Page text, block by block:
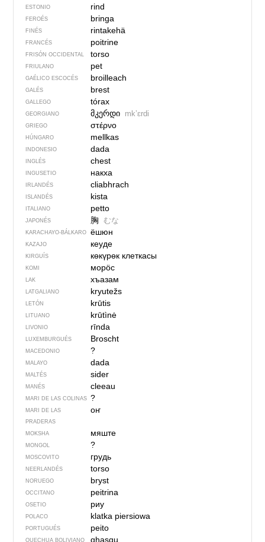
ESTONIO rind
FEROÉS bringa
FINÉS rintakehä
FRANCÉS poitrine
FRISÓN OCCIDENTAL torso
FRIULANO pet
GAÉLICO ESCOCÉS broilleach
GALÉS brest
GALLEGO tórax
GEORGIANO მკერდი mkʼɛrdi
GRIEGO στέρνο
HÚNGARO mellkas
INDONESIO dada
INGLÉS chest
INGUSETIO накха
IRLANDÉS cliabhrach
ISLANDÉS kista
ITALIANO petto
JAPONÉS 胸 むな
KARACHAYO-BÁLKARO ёшюн
KAZAJO кеуде
KIRGUÍS көкүрөк клеткасы
KOMI морӧс
LAK хъазам
LATGALIANO kryutežs
LETÓN krūtis
LITUANO krūtìnė
LIVONIO rīnda
LUXEMBURGUÉS Broscht
MACEDONIO ?
MALAYO dada
MALTÉS sider
MANÉS cleeau
MARI DE LAS COLINAS ?
MARI DE LAS
PRADERAS
оҥ
MOKSHA мяште
MONGOL ?
MOSCOVITO грудь
NEERLANDÉS torso
NORUEGO bryst
OCCITANO peitrina
OSETIO риу
POLACO klatka piersiowa
PORTUGUÉS peito
QUECHUA BOLIVIANO qhasqu